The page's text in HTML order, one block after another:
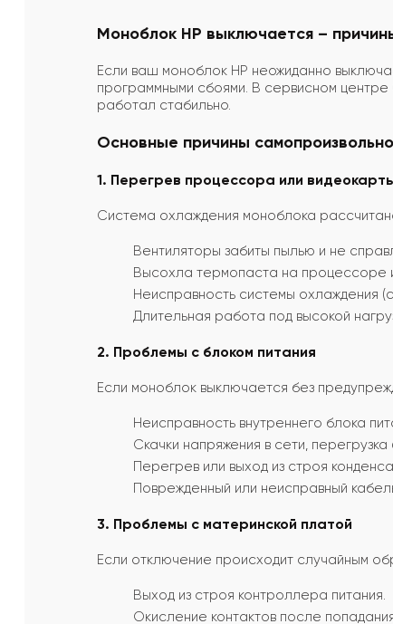
Моноблок HP выключается –
Если ваш моноблок HP неожиданно
программными сбоями. В сервисном центре
работал стабильно.
Основные причины
1. Перегрев процессора или
Система охлаждения моноблока
Вентиляторы забиты пылью и не
Высохла термопаста на процессоре
Неисправность системы охлаждения
Длительная работа под высокой
2. Проблемы с блоком питания
Если моноблок выключается без
Неисправность внутреннего блока
Скачки напряжения в сети, перегрузка
Перегрев или выход из строя
Поврежденный или неисправный
3. Проблемы с материнской платой
Если отключение происходит случайным
Выход из строя контроллера питания.
Окисление контактов после